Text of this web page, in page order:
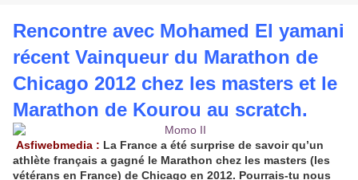
Rencontre avec Mohamed El yamani
récent Vainqueur du Marathon de
Chicago 2012 chez les masters et le
Marathon de Kourou au scratch.
Asfiwebmedia : La France a été surprise de savoir qu’un
athlète français a gagné le Marathon chez les masters (les
vétérans en France) de Chicago en 2012. Pourrais-tu nous